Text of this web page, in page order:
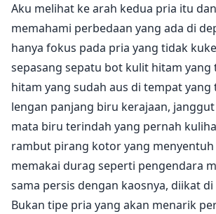
Aku melihat ke arah kedua pria itu
memahami perbedaan yang ada di
hanya fokus pada pria yang tidak
sepasang sepatu bot kulit hitam yang
hitam yang sudah aus di tempat yang
lengan panjang biru kerajaan,
mata biru terindah yang pernah
rambut pirang kotor yang menyentuh
memakai durag seperti pengendara
sama persis dengan kaosnya, diikat di
Bukan tipe pria yang akan menarik